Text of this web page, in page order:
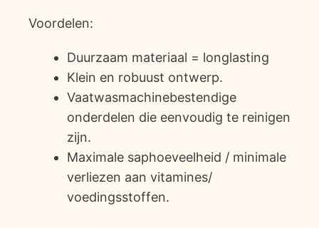
Voordelen:
Duurzaam materiaal = longlasting
Klein en robuust ontwerp.
Vaatwasmachinebestendige
onderdelen die eenvoudig te reinigen
zijn.
Maximale saphoeveelheid / minimale
verliezen aan vitamines/
voedingsstoffen.